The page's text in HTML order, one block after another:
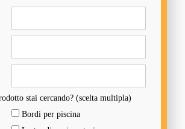
stai cercando? (scelta multipla)
Bordi per piscina